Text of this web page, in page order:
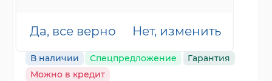
Да, все верно Нет, изменить
Prime, белый
В наличии Спецпредложение
Гарантия
Можно в кредит